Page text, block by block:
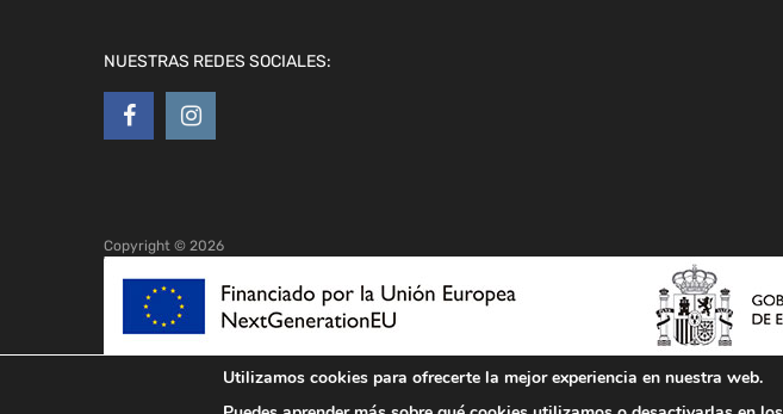
NUESTRAS REDES SOCIALES:
Copyright © 2026
Utilizamos cookies para ofrecerte la mejor experiencia en nuestra web.